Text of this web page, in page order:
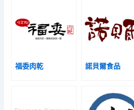
福委肉乾 諾貝爾食品